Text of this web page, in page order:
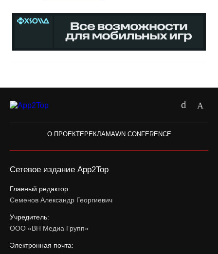
О ПРОЕКТЕРЕКЛАМАWN CONFERENCE
Сетевое издание App2Top
Главный редактор:
Семенов Александр Георгиевич
Учредитель:
ООО «ВН Медиа Групп»
Электронная почта: